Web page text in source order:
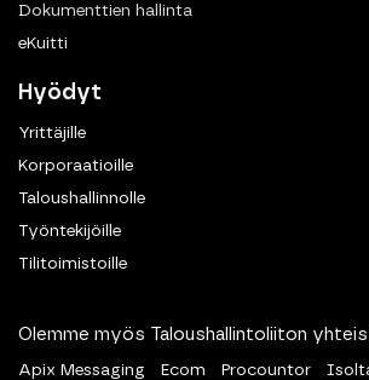
Dokumenttien hallinta
eKuitti
Hyödyt
Yrittäjille
Korporaatioille
Taloushallinnolle
Työntekijöille
Tilitoimistoille
Olemme myös Taloushallintoliiton
Apix Messaging Ecom Procountor